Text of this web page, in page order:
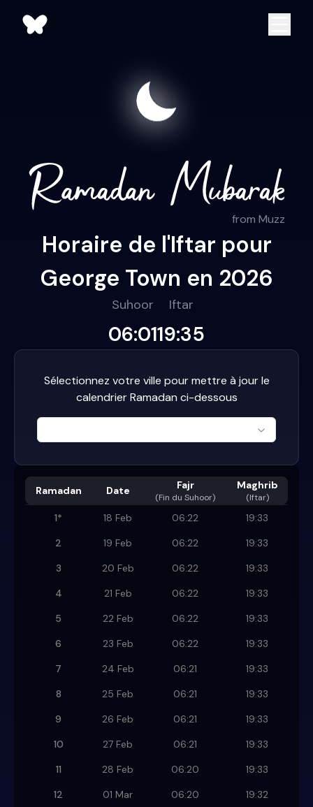
from Muzz
Horaire de l'Iftar pour
George Town en 2026
Suhoor
06:01
Iftar
19:35
Sélectionnez votre ville pour mettre à jour le
calendrier Ramadan ci-dessous
Ramadan Date Fajr
(Fin du Suhoor)
Maghrib
(Iftar)
1* 18 Feb 06:22
19:33
2
19 Feb 06:22
19:33
3
20 Feb 06:22
19:33
4
21 Feb 06:22
19:33
5
22 Feb 06:22
19:33
6
23 Feb 06:22
19:33
7
24 Feb 06:21
19:33
8
25 Feb 06:21
19:33
9
26 Feb 06:21
19:33
10
27 Feb 06:21
19:33
11
28 Feb 06:20
19:33
12
01 Mar 06:20
19:32